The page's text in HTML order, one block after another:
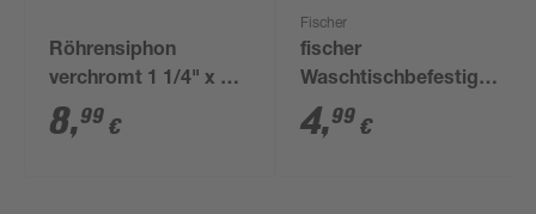
Röhrensiphon
verchromt 1 1/4" x 32
mm
8,99 €
Fischer
fischer
Waschtischbefestigung
WST 140 2 Stück
4,99 €